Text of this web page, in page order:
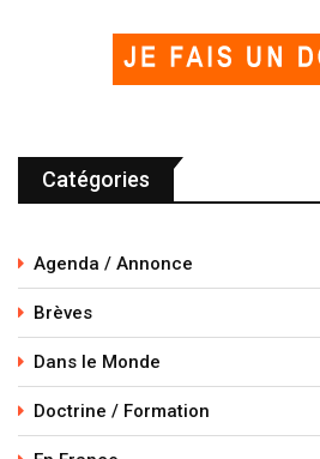
Catégories
Agenda / Annonce
Brèves
Dans le Monde
Doctrine / Formation